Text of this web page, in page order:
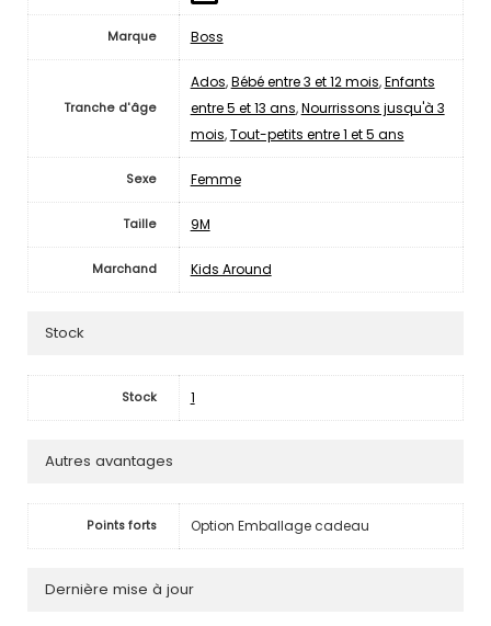
Marque Boss
Tranche d'âge
Ados,Bébé entre 3 et 12 mois,Enfants
entre 5 et 13 ans,Nourrissons jusqu'à 3
mois,Tout-petits entre 1 et 5 ans
Sexe Femme
Taille 9M
Marchand Kids Around
Stock
Stock 1
Autres avantages
Points forts Option Emballage cadeau
Dernière mise à jour